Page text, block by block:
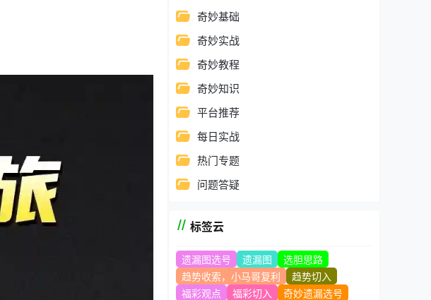
奇妙基础
奇妙实战
奇妙教程
奇妙知识
平台推荐
每日实战
热门专题
问题答疑
标签云
遗漏图选号 遗漏图
选胆思路
趋势收索，小马哥复利
趋势切入
福彩观点
福彩切入
奇妙遗漏选号